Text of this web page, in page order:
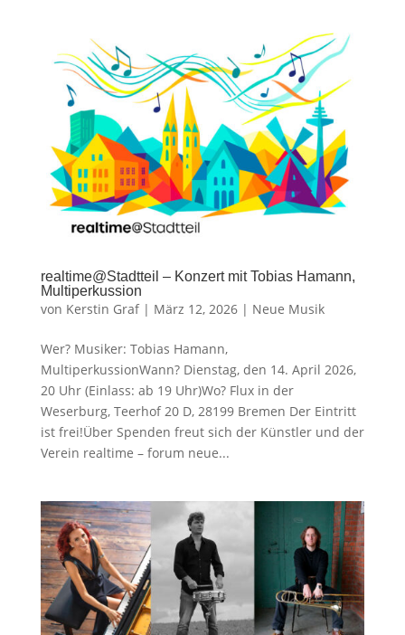
realtime@Stadtteil – Konzert mit Tobias Hamann,
Multiperkussion
von Kerstin Graf| März 12, 2026| Neue Musik
Wer? Musiker: Tobias Hamann,
MultiperkussionWann? Dienstag, den 14. April 2026,
20 Uhr (Einlass: ab 19 Uhr)Wo? Flux in der
Weserburg, Teerhof 20 D, 28199 Bremen Der Eintritt
ist frei!Über Spenden freut sich der Künstler und der
Verein realtime – forum neue...